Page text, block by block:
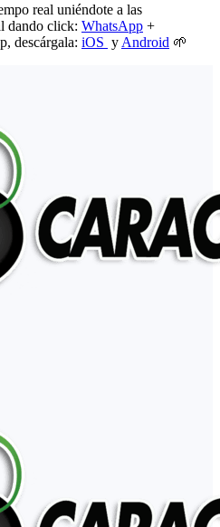
real uniéndote a las
dando click: WhatsApp +
descárgala: iOS y Android 🌱